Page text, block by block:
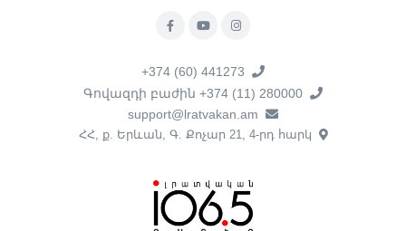
+374 (60) 441273
Գովազդի բաժին +374 (11) 280000
support@lratvakan.am
ՀՀ, ք. Երևան, Գ. Քոչար 21, 4-րդ հարկ